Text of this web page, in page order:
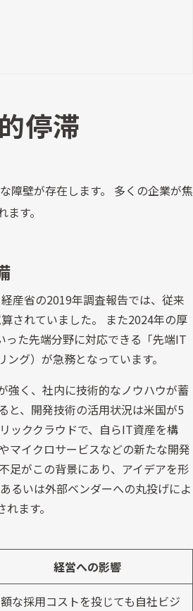
停滞
障壁が存在します。 多くの企業が焦
す。
産省の2019年調査報告では、従来
されていました。 また2024年の厚
った先端分野に対応できる「先端IT
グ）が急務となっています。
強く、社内に技術的なノウハウが蓄
と、開発技術の活用状況は米国が5
ッククラウドで、自らIT資産を構
マイクロサービスなどの新たな開発
足がこの背景にあり、アイデアを形
るいは外部ベンダーへの丸投げによ
ます。
経営への影響
な採用コストを投じても自社ビジ